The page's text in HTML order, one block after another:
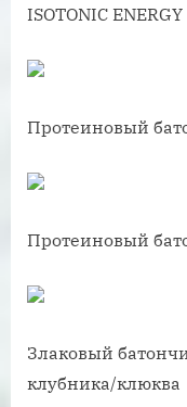
ISOTONIC
Протеиновый
Протеиновый
Злаковый
клубника/клюква